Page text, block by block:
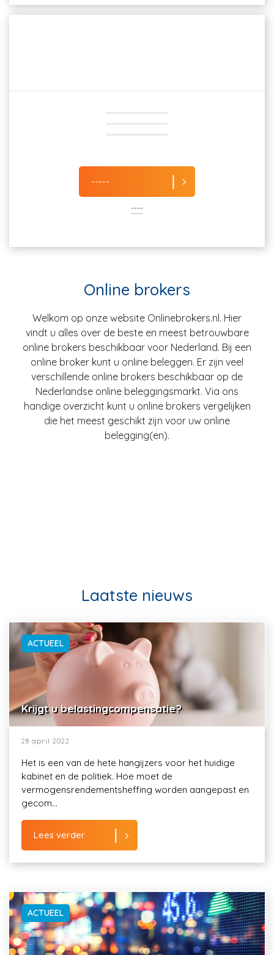
-----
----
Online brokers
Welkom op onze website Onlinebrokers.nl. Hier
vindt u alles over de beste en meest betrouwbare
online brokers beschikbaar voor Nederland. Bij een
online broker kunt u online beleggen. Er zijn veel
verschillende online brokers beschikbaar op de
Nederlandse online beleggingsmarkt. Via ons
handige overzicht kunt u online brokers vergelijken
die het meest geschikt zijn voor uw online
belegging(en).
Laatste nieuws
ACTUEEL
Krijgt u belastingcompensatie?
28 april 2022
Het is een van de hete hangijzers voor het huidige
kabinet en de politiek. Hoe moet de
vermogensrendementsheffing worden aangepast en
gecom...
Lees verder
ACTUEEL